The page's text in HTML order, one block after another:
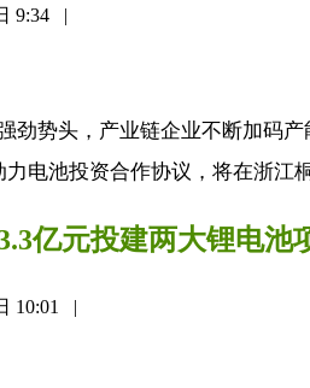
9:34 |
劲势头，产业链企业不断加码
电池投资合作协议，将在浙江
亿元投建两大锂电池
10:01 |